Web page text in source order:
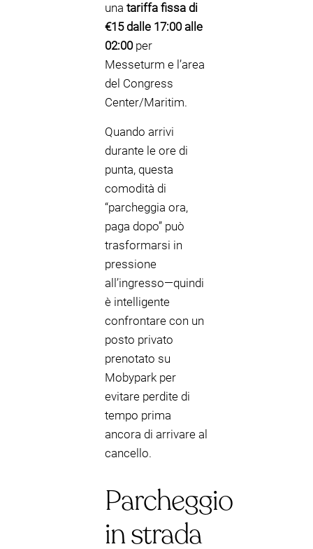
una tariffa fissa di
€15 dalle 17:00 alle
02:00per
Messeturm e l’area
del Congress
Center/Maritim.
Quando arrivi
durante le ore di
punta, questa
comodità di
“parcheggia ora,
paga dopo” può
trasformarsi in
pressione
all’ingresso—quindi
è intelligente
confrontare con un
posto privato
prenotato su
Mobypark per
evitare perdite di
tempo prima
ancora di arrivare al
cancello.
Parcheggio
in strada